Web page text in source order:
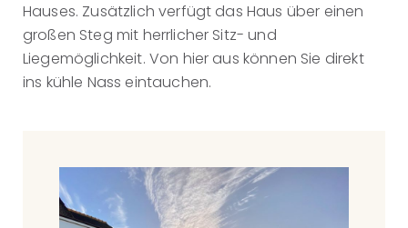
Hauses. Zusätzlich verfügt das Haus über einen
großen Steg mit herrlicher Sitz- und
Liegemöglichkeit. Von hier aus können Sie direkt
ins kühle Nass eintauchen.